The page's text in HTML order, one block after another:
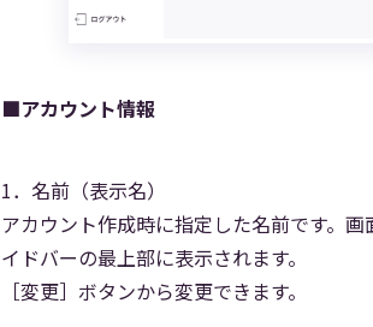
■アカウント情報
1．名前（表示名）
アカウント作成時に指定した名前です。画
イドバーの最上部に表示されます。
［変更］ボタンから変更できます。